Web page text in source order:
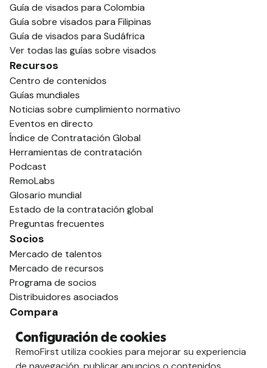
Guía de visados para Colombia
Guía sobre visados para Filipinas
Guía de visados para Sudáfrica
Ver todas las guías sobre visados
Recursos
Centro de contenidos
Guías mundiales
Noticias sobre cumplimiento normativo
Eventos en directo
Índice de Contratación Global
Herramientas de contratación
Podcast
RemoLabs
Glosario mundial
Estado de la contratación global
Preguntas frecuentes
Socios
Mercado de talentos
Mercado de recursos
Programa de socios
Distribuidores asociados
Compara
vs. Remoto
vs. Ostra
Configuración de cookies
RemoFirst utiliza cookies para mejorar su experiencia